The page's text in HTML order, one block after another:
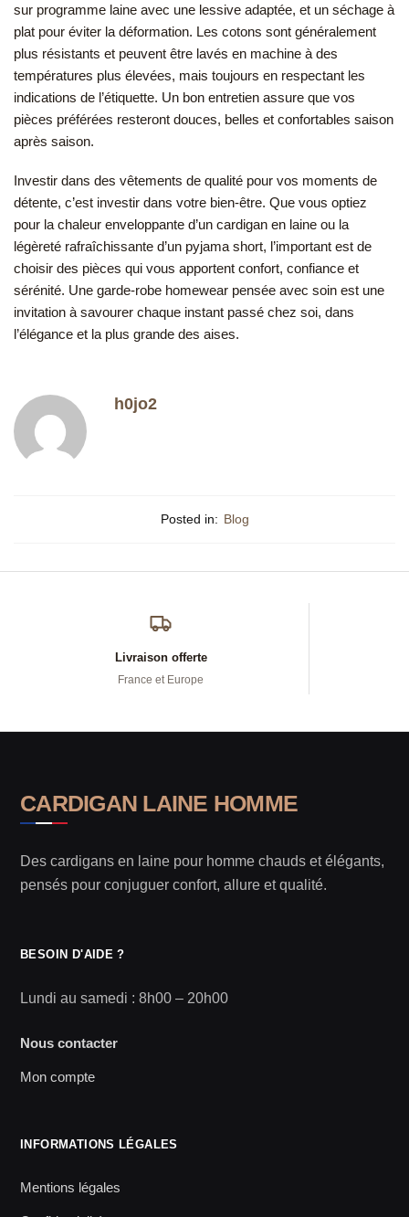
sur programme laine avec une lessive adaptée, et un séchage à
plat pour éviter la déformation. Les cotons sont généralement
plus résistants et peuvent être lavés en machine à des
températures plus élevées, mais toujours en respectant les
indications de l’étiquette. Un bon entretien assure que vos
pièces préférées resteront douces, belles et confortables saison
après saison.
Investir dans des vêtements de qualité pour vos moments de
détente, c’est investir dans votre bien-être. Que vous optiez
pour la chaleur enveloppante d’un cardigan en laine ou la
légèreté rafraîchissante d’un pyjama short, l’important est de
choisir des pièces qui vous apportent confort, confiance et
sérénité. Une garde-robe homewear pensée avec soin est une
invitation à savourer chaque instant passé chez soi, dans
l’élégance et la plus grande des aises.
h0jo2
Posted in: Blog
Livraison offerte
France et Europe
CARDIGAN LAINE HOMME
Des cardigans en laine pour homme chauds et élégants,
pensés pour conjuguer confort, allure et qualité.
BESOIN D'AIDE ?
Lundi au samedi : 8h00 – 20h00
Nous contacter
Mon compte
INFORMATIONS LÉGALES
Mentions légales